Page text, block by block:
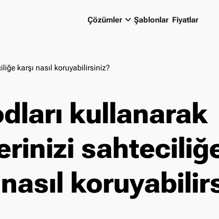
Çözümlerkeyboard_arrow_down Şablonlar Fiyatlar
karşı nasıl koruyabilirsiniz?
kullanarak